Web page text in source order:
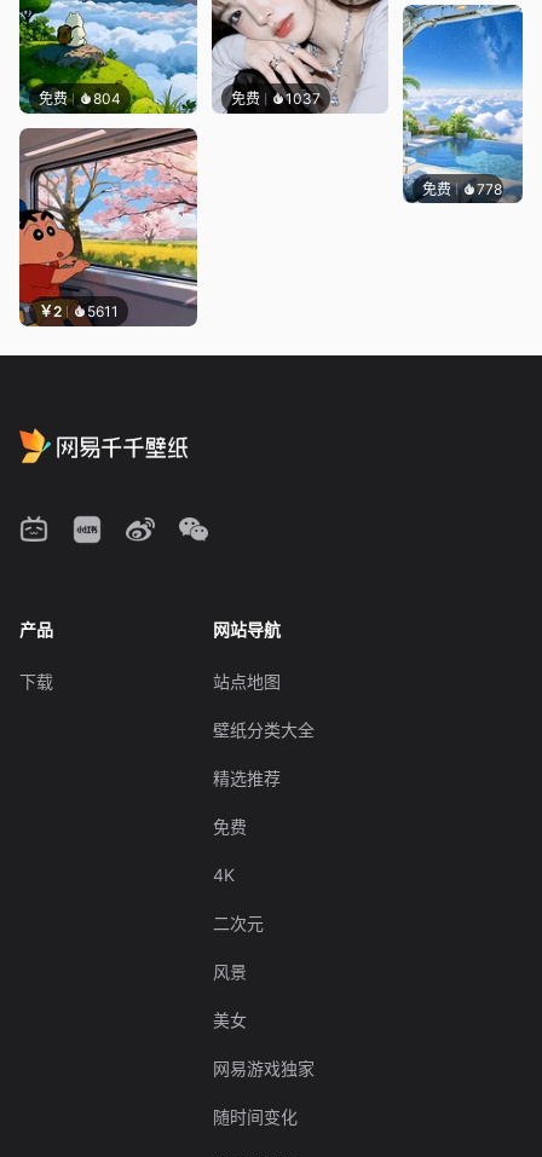
免费 804 免费 1037
￥2 5611
免费 778豆子
产品
下载
网站导航
站点地图
壁纸分类大全
精选推荐
免费
4K
二次元
风景
美女
网易游戏独家
随时间变化